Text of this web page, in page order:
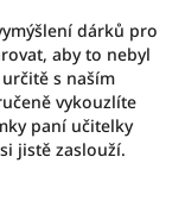
dárků pro
aby to nebyl
s naším
vykouzlíte
paní učitelky
jistě zaslouží.